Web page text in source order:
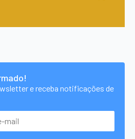
e receba notificações de